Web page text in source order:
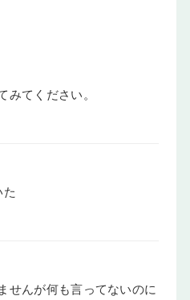
てください。
せんが何も言ってないのに